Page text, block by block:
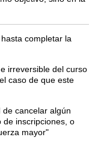
completar la
irreversible del curso
caso de que este
cancelar algún
de inscripciones, o
mayor"